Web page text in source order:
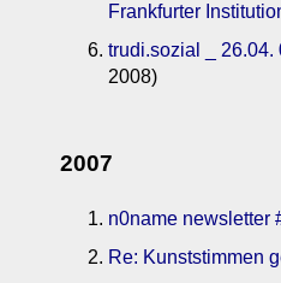
Frankfurter
trudi.sozial _ 26.04.
2008)
2007
n0name newsletter
Re: Kunststimmen